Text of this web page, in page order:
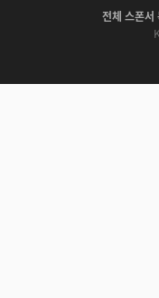
전체 스폰서